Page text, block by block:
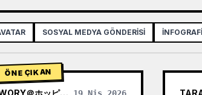
SOSYAL MEDYA GÖNDERISI
ÖNE ÇIKAN
＠ホッピング中